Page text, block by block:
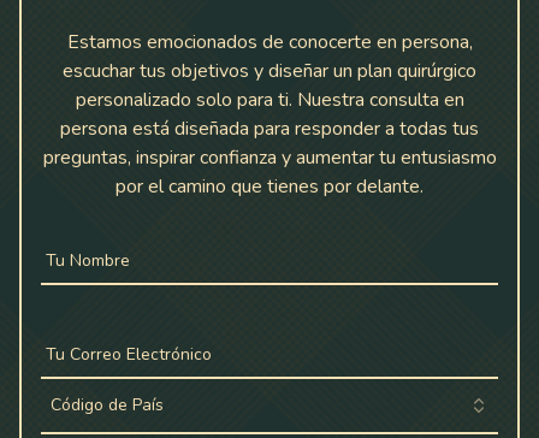
Estamos emocionados de conocerte en persona,
escuchar tus objetivos y diseñar un plan quirúrgico
personalizado solo para ti. Nuestra consulta en
persona está diseñada para responder a todas tus
preguntas, inspirar confianza y aumentar tu entusiasmo
por el camino que tienes por delante.
Tu Nombre
Tu Correo Electrónico
Código de País